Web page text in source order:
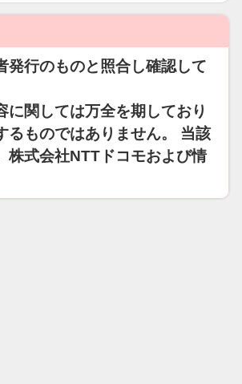
発行のものと照合し確認して
関しては万全を期しており
るものではありません。 当該
株式会社NTTドコモおよび情